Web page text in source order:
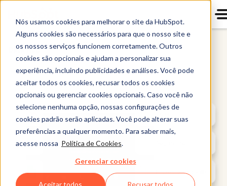
Nós usamos cookies para melhorar o site da HubSpot.
Alguns cookies são necessários para que o nosso site e
os nossos serviços funcionem corretamente. Outros
cookies são opcionais e ajudam a personalizar sua
experiência, incluindo publicidades e análises. Você pode
aceitar todos os cookies, recusar todos os cookies
opcionais ou gerenciar cookies opcionais. Caso você não
selecione nenhuma opção, nossas configurações de
cookies padrão serão aplicadas. Você pode alterar suas
preferências a qualquer momento. Para saber mais,
acesse nossa Política de Cookies.
Gerenciar cookies
Aceitar todos Recusar todos
Data Hub